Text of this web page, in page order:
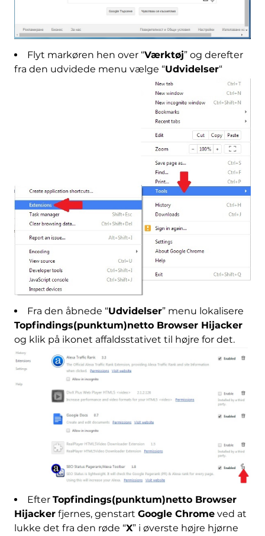
Flyt markøren hen over “Værktøj” og derefter
fra den udvidede menu vælge “Udvidelser“
Fra den åbnede “Udvidelser” menu lokalisere
Topfindings(punktum)netto Browser Hijacker
og klik på ikonet affaldsstativet til højre for det.
Efter Topfindings(punktum)netto Browser
Hijackerfjernes, genstart Google Chromeved at
lukke det fra den røde “X” i øverste højre hjørne